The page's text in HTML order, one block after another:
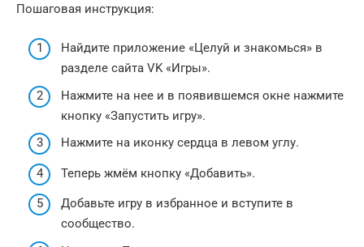
Пошаговая инструкция:
Найдите приложение «Целуй и знакомься» в
разделе сайта VK «Игры».
Нажмите на нее и в появившемся окне нажмите
кнопку «Запустить игру».
Нажмите на иконку сердца в левом углу.
Теперь жмём кнопку «Добавить».
Добавьте игру в избранное и вступите в
сообщество.